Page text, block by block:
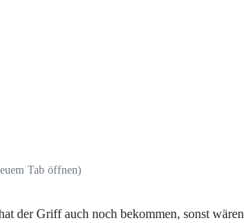
Tab öffnen)
der Griff auch noch bekommen, sonst